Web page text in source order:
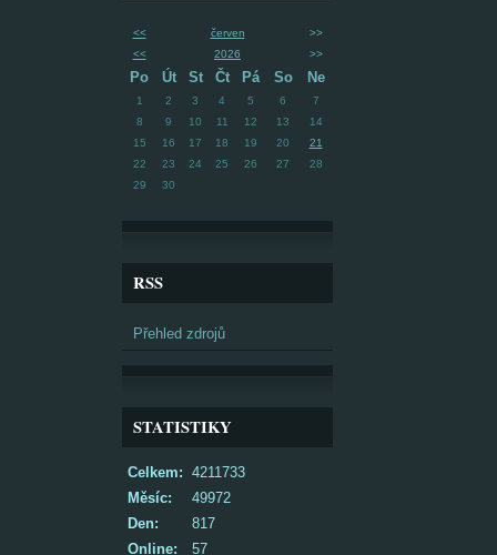
<< červen
>>
<<
2026 >>
Po Út St Čt Pá So Ne
1 2 3 4 5 6
7
8
9 10 11 12 13
14
15
16 17 18 19 20
21
22
23 24 25 26 27
28
29
30
RSS
Přehled zdrojů
STATISTIKY
Online: 57
Celkem: 4211733
Měsíc:
49972
Den:
817